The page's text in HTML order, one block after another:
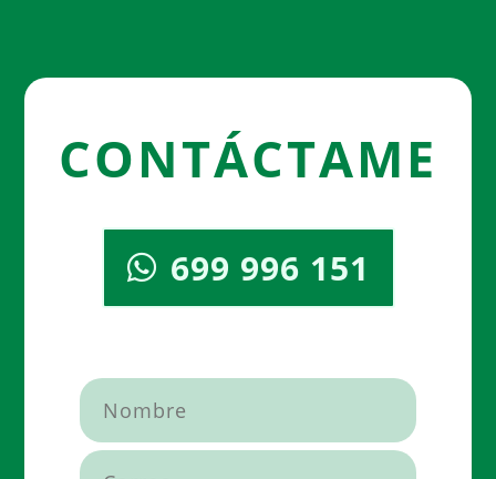
CONTÁCTAME
699 996 151
Por favor, deja este campo vacío.